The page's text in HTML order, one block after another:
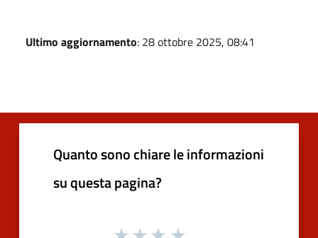
Ultimo aggiornamento: 28 ottobre 2025, 08:41
Quanto sono chiare le informazioni
su questa pagina?